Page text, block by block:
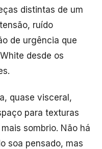
distintas de um
ruído
de urgência que
desde os
.
quase visceral,
para texturas
sombrio. Não há
soa pensado, mas